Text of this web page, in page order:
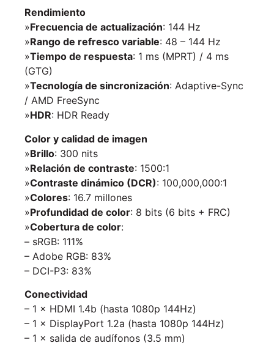
Rendimiento
»Frecuencia de actualización: 144 Hz
»Rango de refresco variable: 48 – 144 Hz
»Tiempo de respuesta: 1 ms (MPRT) / 4 ms
(GTG)
»Tecnología de sincronización: Adaptive-Sync
/ AMD FreeSync
»HDR: HDR Ready
Color y calidad de imagen
»Brillo: 300 nits
»Relación de contraste: 1500:1
»Contraste dinámico (DCR): 100,000,000:1
»Colores: 16.7 millones
»Profundidad de color: 8 bits (6 bits + FRC)
»Cobertura de color:
– sRGB: 111%
– Adobe RGB: 83%
– DCI-P3: 83%
Conectividad
– 1 × HDMI 1.4b (hasta 1080p 144Hz)
– 1 × DisplayPort 1.2a (hasta 1080p 144Hz)
– 1 × salida de audífonos (3.5 mm)